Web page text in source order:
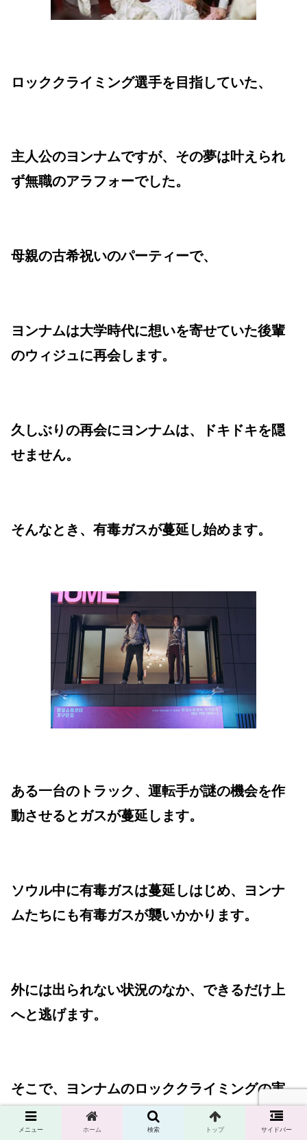
ロッククライミング選手を目指していた、
主人公のヨンナムですが、その夢は叶えられ
ず無職のアラフォーでした。
母親の古希祝いのパーティーで、
ヨンナムは大学時代に想いを寄せていた後輩
のウィジュに再会します。
久しぶりの再会にヨンナムは、ドキドキを隠
せません。
そんなとき、有毒ガスが蔓延し始めます。
ある一台のトラック、運転手が謎の機会を作
動させるとガスが蔓延します。
ソウル中に有毒ガスは蔓延しはじめ、ヨンナ
ムたちにも有毒ガスが襲いかかります。
外には出られない状況のなか、できるだけ上
へと逃げます。
そこで、ヨンナムのロッククライミングの実
力が発揮されるのです。
メニュー ホーム 検索 トップ サイドバー